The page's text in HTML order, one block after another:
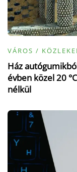
VÁROS /
Ház
évben közel 20
nélkül